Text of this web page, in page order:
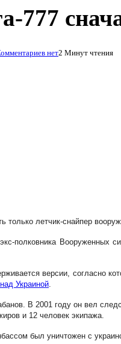
777
нет2 Минут чтения
только летчик-снайпер
полковника Вооруженных
версии, согласно
Украиной.
В 2001 году он вел
и 12 человек экипажа.
был уничтожен с